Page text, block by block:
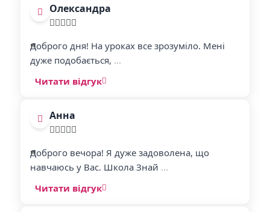
Олександра
"
Доброго дня! На уроках все зрозуміло. Мені
дуже подобається, ...
Читати відгук
"
Анна
"
Доброго вечора! Я дуже задоволена, що
навчаюсь у Вас. Школа Знай ...
Читати відгук
"